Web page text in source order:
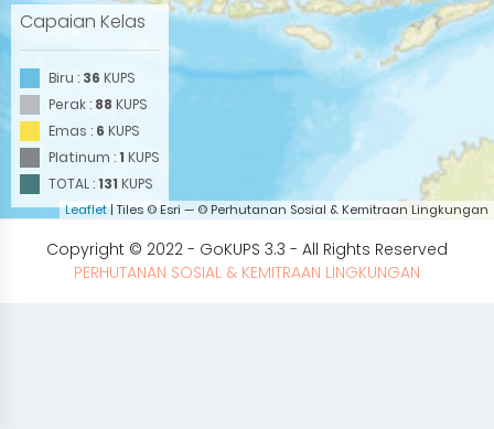
Capaian Kelas
Biru : 36 KUPS
Perak : 88 KUPS
Emas : 6 KUPS
Platinum :1 KUPS
TOTAL :131 KUPS
Leaflet| Tiles © Esri — © Perhutanan Sosial & Kemitraan Lingkungan
Copyright © 2022 - GoKUPS 3.3 - All Rights Reserved
PERHUTANAN SOSIAL & KEMITRAAN LINGKUNGAN